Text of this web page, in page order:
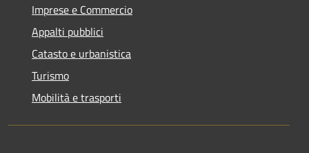
Imprese e Commercio
Appalti pubblici
Catasto e urbanistica
Turismo
Mobilità e trasporti